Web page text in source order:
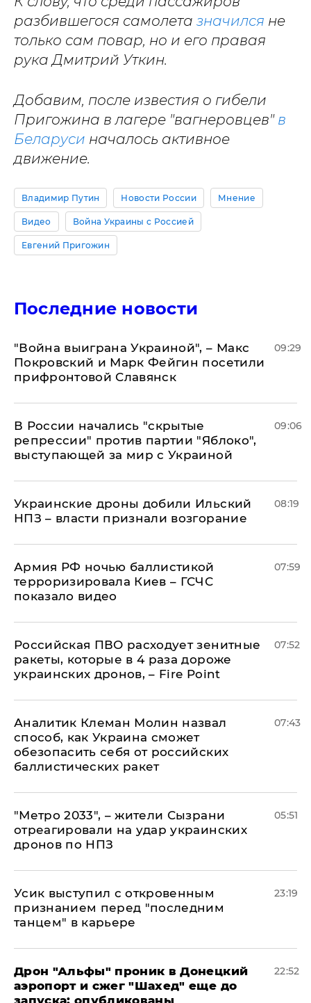
разбившегося самолета значился не
только сам повар, но и его правая
рука Дмитрий Уткин.
Добавим, после известия о гибели
Пригожина в лагере "вагнеровцев" в
Беларуси началось активное
движение.
Владимир Путин Новости России Мнение
Видео Война Украины с Россией
Евгений Пригожин
Последние новости
"Война выиграна Украиной", – Макс
Покровский и Марк Фейгин посетили
прифронтовой Славянск
09:29
В России начались "скрытые
репрессии" против партии "Яблоко",
выступающей за мир с Украиной
09:06
Украинские дроны добили Ильский
НПЗ – власти признали возгорание
08:19
Армия РФ ночью баллистикой
терроризировала Киев – ГСЧС
показало видео
07:59
Российская ПВО расходует зенитные
ракеты, которые в 4 раза дороже
украинских дронов, – Fire Point
07:52
Аналитик Клеман Молин назвал
способ, как Украина сможет
обезопасить себя от российских
баллистических ракет
07:43
"Метро 2033", – жители Сызрани
отреагировали на удар украинских
дронов по НПЗ
05:51
Усик выступил с откровенным
признанием перед "последним
танцем" в карьере
23:19
Дрон "Альфы" проник в Донецкий
аэропорт и сжег "Шахед" еще до
22:52